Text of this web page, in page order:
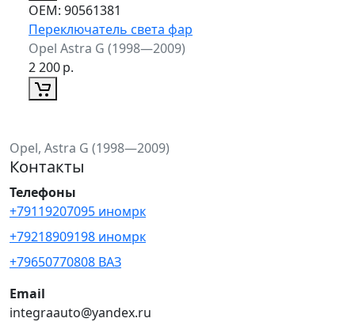
ОЕМ: 90561381
Переключатель света фар
Opel Astra G (1998—2009)
2 200р.
Opel, Astra G (1998—2009)
Контакты
Телефоны
+79119207095 иномрк
+79218909198 иномрк
+79650770808 ВАЗ
Email
integraauto@yandex.ru